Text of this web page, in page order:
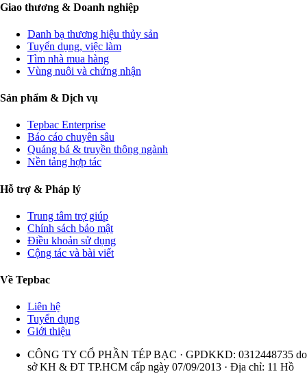
Giao thương & Doanh nghiệp
Danh bạ thương hiệu thủy sản
Tuyển dụng, việc làm
Tìm nhà mua hàng
Vùng nuôi và chứng nhận
Sản phẩm & Dịch vụ
Tepbac Enterprise
Báo cáo chuyên sâu
Quảng bá & truyền thông ngành
Nền tảng hợp tác
Hỗ trợ & Pháp lý
Trung tâm trợ giúp
Chính sách bảo mật
Điều khoản sử dụng
Cộng tác và bài viết
Về Tepbac
Liên hệ
Tuyển dụng
Giới thiệu
CÔNG TY CỔ PHẦN TÉP BẠC · GPDKKD: 0312448735 do
sở KH & ĐT TP.HCM cấp ngày 07/09/2013 · Địa chỉ: 11 Hồ